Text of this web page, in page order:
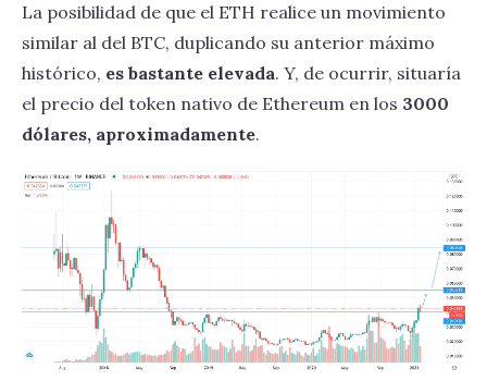
La posibilidad de que el ETH realice un movimiento
similar al del BTC, duplicando su anterior máximo
histórico, es bastante elevada. Y, de ocurrir, situaría
el precio del token nativo de Ethereum en los 3000
dólares, aproximadamente.